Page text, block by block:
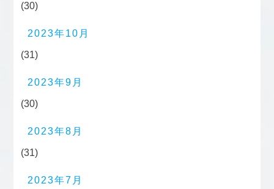
(30)
2023年10月
(31)
2023年9月
(30)
2023年8月
(31)
2023年7月